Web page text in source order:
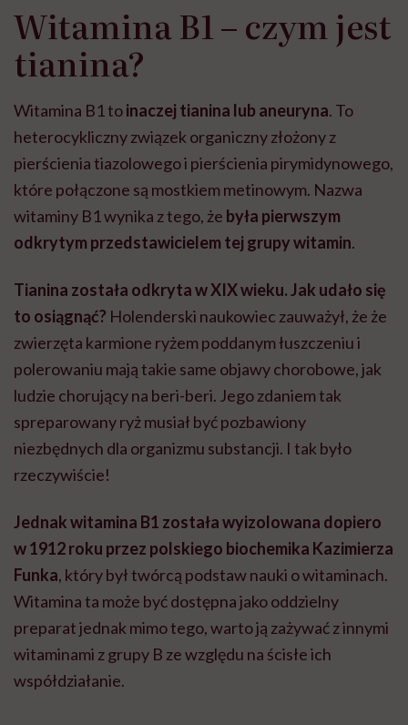
Witamina B1 – czym jest
tianina?
Witamina B1 toinaczej tianina lub aneuryna. To
heterocykliczny związek organiczny złożony z
pierścienia tiazolowego i pierścienia pirymidynowego,
które połączone są mostkiem metinowym. Nazwa
witaminy B1 wynika z tego, że była pierwszym
odkrytym przedstawicielem tej grupy witamin.
Tianina została odkryta w XIX wieku.Jak udało się
to osiągnąć? Holenderski naukowiec zauważył, że że
zwierzęta karmione ryżem poddanym łuszczeniu i
polerowaniu mają takie same objawy chorobowe, jak
ludzie chorujący na beri-beri. Jego zdaniem tak
spreparowany ryż musiał być pozbawiony
niezbędnych dla organizmu substancji. I tak było
rzeczywiście!
Jednak witamina B1 została wyizolowana dopiero
w 1912 roku przez polskiego biochemika Kazimierza
Funka, który był twórcą podstaw nauki o witaminach.
Witamina ta może być dostępna jako oddzielny
preparat jednak mimo tego, warto ją zażywać z innymi
witaminami z grupy B ze względu na ścisłe ich
współdziałanie.